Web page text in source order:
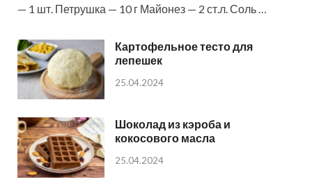
— 1 шт. Петрушка — 10 г Майонез — 2 ст.л. Соль …
Картофельное тесто для
лепешек
25.04.2024
Шоколад из кэроба и
кокосового масла
25.04.2024